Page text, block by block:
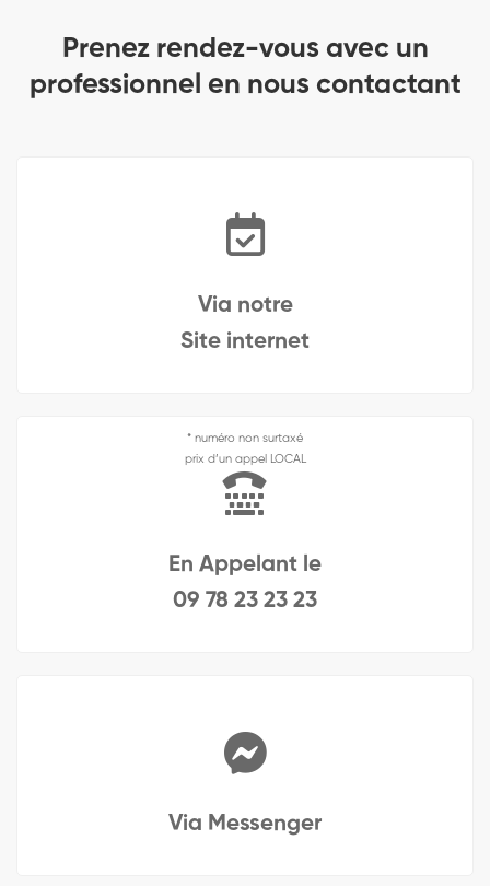
Prenez rendez-vous avec un
professionnel en nous contactant
Via notre
Site internet
* numéro non surtaxé
prix d’un appel LOCAL
En Appelant le
09 78 23 23 23
Via Messenger